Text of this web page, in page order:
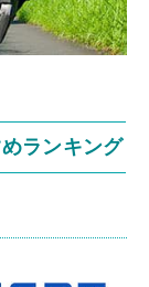
ランキング